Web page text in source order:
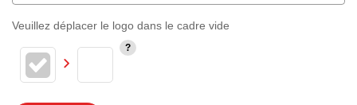
Veuillez déplacer le logo dans le cadre vide